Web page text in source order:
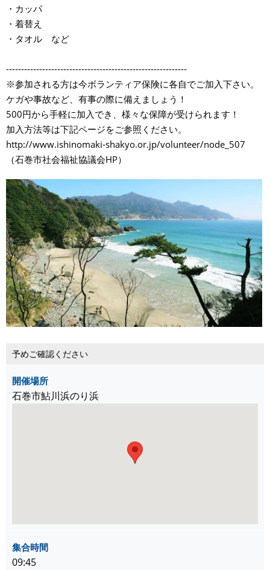
・カッパ
・着替え
・タオル など
------------------------------------------------------------
※参加される方は今ボランティア保険に各自でご加入下さい。
ケガや事故など、有事の際に備えましょう！
500円から手軽に加入でき、様々な保障が受けられます！
加入方法等は下記ページをご参照ください。
http://www.ishinomaki-shakyo.or.jp/volunteer/node_507
（石巻市社会福祉協議会HP）
予めご確認ください
開催場所
石巻市鮎川浜のり浜
集合時間
09:45